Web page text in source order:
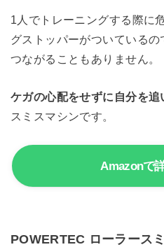
1人でトレーニングする際に
グストッパーがついている
つながることもありません。
ケガの心配をせずに自分を
スミスマシンです。
Amazonで
POWERTEC ローラース